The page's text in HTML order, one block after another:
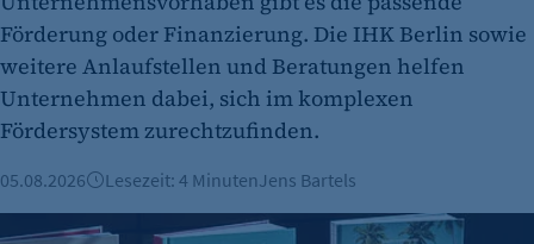
Name:
et_oi_v2
etracker GmbH
Zweck:
Cookie Erkennung
Förderung oder Finanzierung. Die IHK Berlin sowie
weitere Anlaufstellen und Beratungen helfen
Unternehmen dabei, sich im komplexen
Fördersystem zurechtzufinden.
05.08.2026 Lesezeit: 4 MinutenJens Bartels
Vorgestellt: Marianna Hillmer, Reisedepeschen